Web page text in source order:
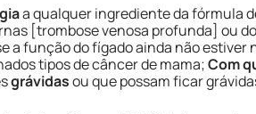
a qualquer ingrediente da fórmula
[trombose venosa profunda] ou
a função do fígado ainda não estiver
tipos de câncer de mama;Com
grávidasou que possam ficar